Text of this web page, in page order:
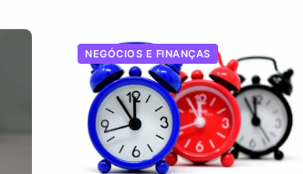
NEGÓCIOS E FINANÇAS